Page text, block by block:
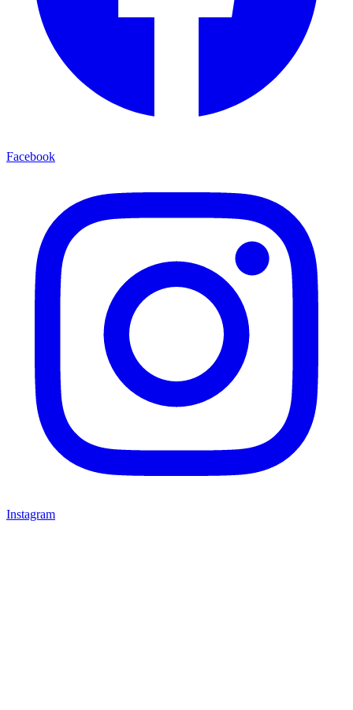
Facebook
Instagram